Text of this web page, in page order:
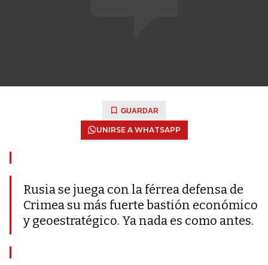
GUARDAR
UNIRSE A WHATSAPP
Rusia se juega con la férrea defensa de
Crimea su más fuerte bastión económico
y geoestratégico. Ya nada es como antes.